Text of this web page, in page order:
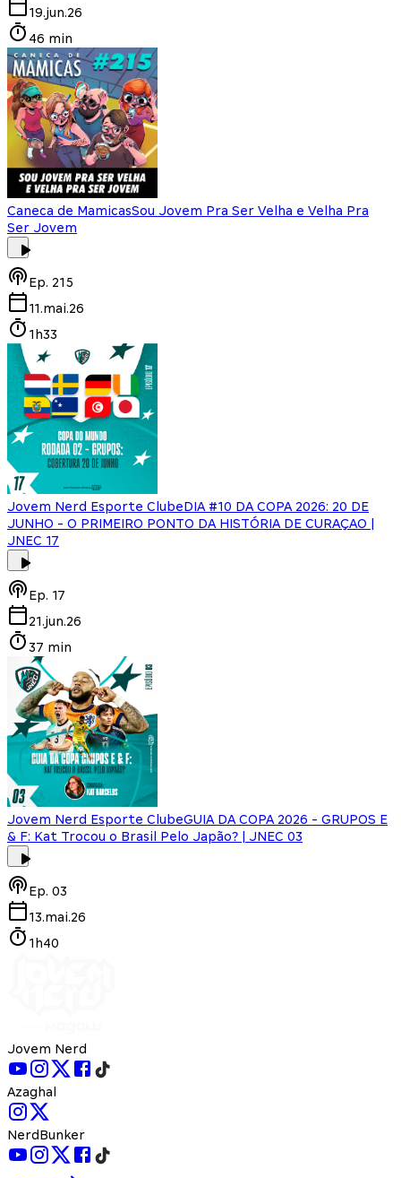
19.jun.26
46 min
Caneca de MamicasSou Jovem Pra Ser Velha e Velha Pra
Ser Jovem
Ep. 215
11.mai.26
1h33
Jovem Nerd Esporte ClubeDIA #10 DA COPA 2026: 20 DE
JUNHO - O PRIMEIRO PONTO DA HISTÓRIA DE CURAÇAO |
JNEC 17
Ep. 17
21.jun.26
37 min
Jovem Nerd Esporte ClubeGUIA DA COPA 2026 - GRUPOS E
& F: Kat Trocou o Brasil Pelo Japão? | JNEC 03
Ep. 03
13.mai.26
1h40
Jovem Nerd
Azaghal
NerdBunker